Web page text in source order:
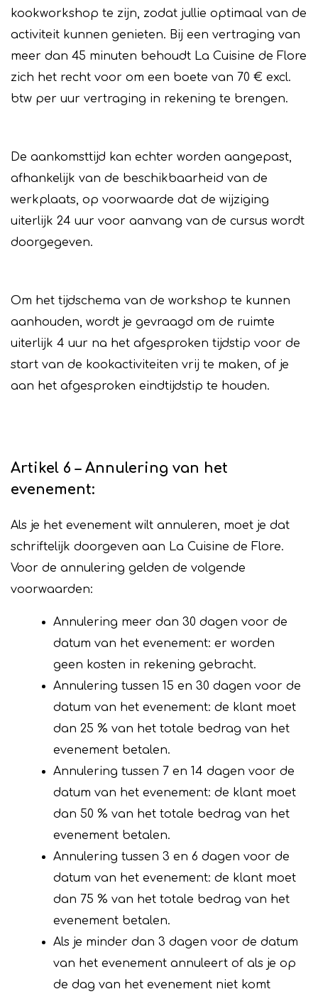
kookworkshop te zijn, zodat jullie optimaal van de
activiteit kunnen genieten. Bij een vertraging van
meer dan 45 minuten behoudt La Cuisine de Flore
zich het recht voor om een boete van 70 € excl.
btw per uur vertraging in rekening te brengen.
De aankomsttijd kan echter worden aangepast,
afhankelijk van de beschikbaarheid van de
werkplaats, op voorwaarde dat de wijziging
uiterlijk 24 uur voor aanvang van de cursus wordt
doorgegeven.
Om het tijdschema van de workshop te kunnen
aanhouden, wordt je gevraagd om de ruimte
uiterlijk 4 uur na het afgesproken tijdstip voor de
start van de kookactiviteiten vrij te maken, of je
aan het afgesproken eindtijdstip te houden.
Artikel 6 – Annulering van het
evenement:
Als je het evenement wilt annuleren, moet je dat
schriftelijk doorgeven aan La Cuisine de Flore.
Voor de annulering gelden de volgende
voorwaarden:
Annulering meer dan 30 dagen voor de
datum van het evenement: er worden
geen kosten in rekening gebracht.
Annulering tussen 15 en 30 dagen voor de
datum van het evenement: de klant moet
dan 25 % van het totale bedrag van het
evenement betalen.
Annulering tussen 7 en 14 dagen voor de
datum van het evenement: de klant moet
dan 50 % van het totale bedrag van het
evenement betalen.
Annulering tussen 3 en 6 dagen voor de
datum van het evenement: de klant moet
dan 75 % van het totale bedrag van het
evenement betalen.
Als je minder dan 3 dagen voor de datum
van het evenement annuleert of als je op
de dag van het evenement niet komt